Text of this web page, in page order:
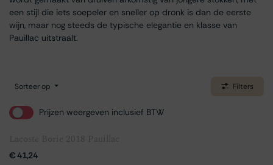
een stijl die iets soepeler en sneller op dronk is dan de eerste
wijn, maar nog steeds de typische elegantie en klasse van
Pauillac uitstraalt.
Sorteer op Filters
Prijzen weergeven inclusief BTW
€41,24